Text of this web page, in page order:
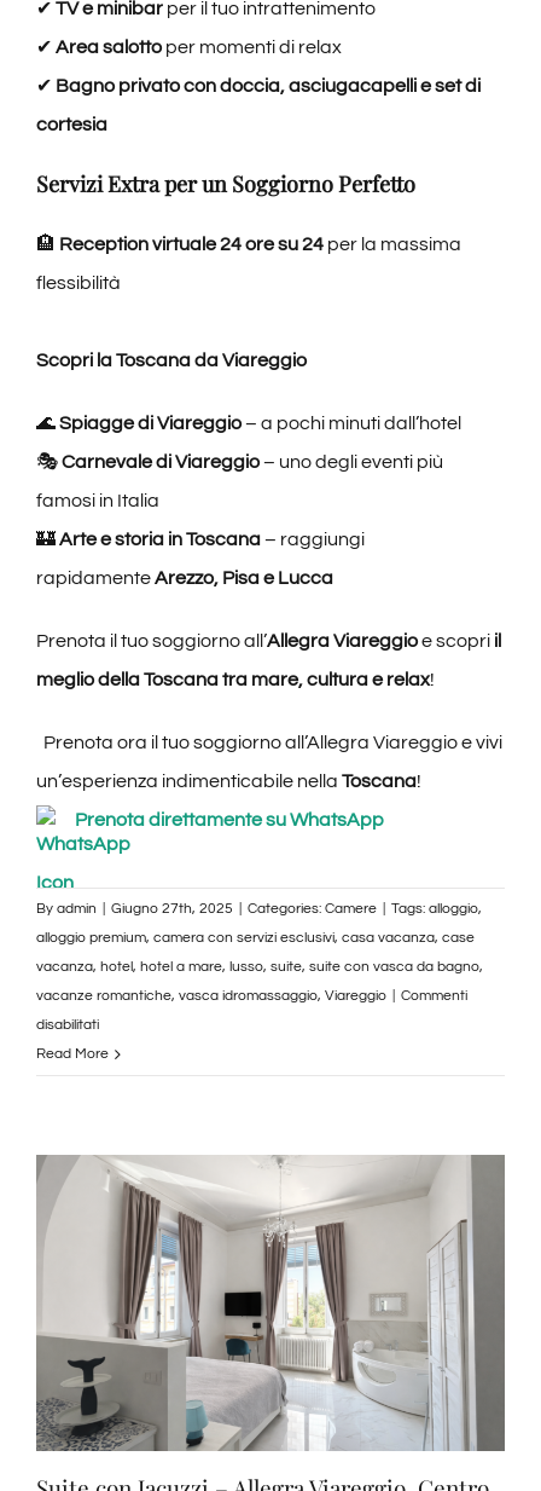
✔ TV e minibarper il tuo intrattenimento
✔ Area salottoper momenti di relax
✔ Bagno privato con doccia, asciugacapelli e set di
cortesia
Servizi Extra per un Soggiorno Perfetto
🏨 Reception virtuale 24 ore su 24per la massima
flessibilità
Scopri la Toscana da Viareggio
🌊Spiagge di Viareggio– a pochi minuti dall’hotel
🎭Carnevale di Viareggio– uno degli eventi più
famosi in Italia
🏰Arte e storia in Toscana– raggiungi
rapidamenteArezzo, Pisa e Lucca
Prenota il tuo soggiorno all’Allegra Viareggioe scopri il
meglio della Toscana tra mare, cultura e relax!
Prenota ora il tuo soggiorno all’Allegra Viareggio e vivi
un’esperienza indimenticabile nella Toscana!
Prenota direttamente su WhatsApp
By admin Giugno 27th, 2025 Categories: Camere Tags: alloggio,
alloggio premium, camera con servizi esclusivi, casa vacanza, case
vacanza, hotel, hotel a mare, lusso, suite, suite con vasca da bagno,
vacanze romantiche, vasca idromassaggio, Viareggio
Commenti
disabilitatisu
Suite
Allegra
Viareggio,
Centro
Storico
Granducato
Collection
Read More